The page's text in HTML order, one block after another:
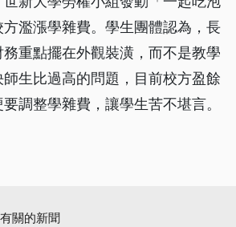
濫漲學雜費。學生團體認為，長
重點擺在外觀裝潢，而不是教學
生比過高的問題，目前校方盈餘
調整學雜費，讓學生苦不堪言。
有關的新聞